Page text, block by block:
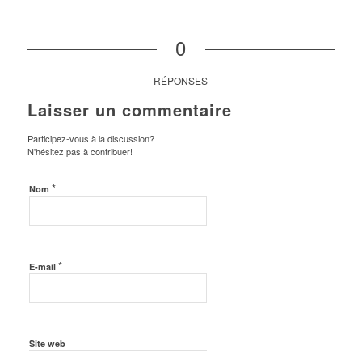
0
RÉPONSES
Laisser un commentaire
Participez-vous à la discussion?
N'hésitez pas à contribuer!
Nom *
E-mail *
Site web